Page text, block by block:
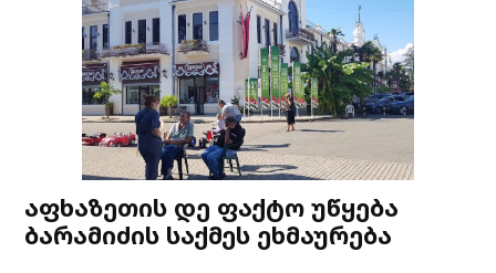
აფხაზეთის დე ფაქტო უწყება
ბარამიძის საქმეს ეხმაურება